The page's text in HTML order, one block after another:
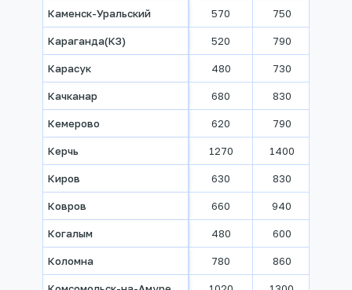
Каменск-Уральский 570 750
Караганда(КЗ) 520 790
Карасук 480 730
Качканар 680 830
Кемерово 620 790
Керчь 1270 1400
Киров 630 830
Ковров 660 940
Когалым 480 600
Коломна 780 860